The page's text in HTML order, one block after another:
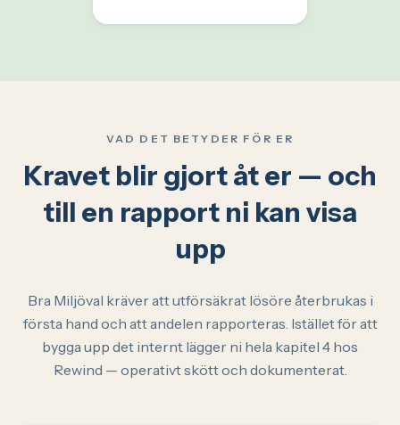
VAD DET BETYDER FÖR ER
Kravet blir gjort åt er — och
till en rapport ni kan visa
upp
Bra Miljöval kräver att utförsäkrat lösöre återbrukas i
första hand och att andelen rapporteras. Istället för att
bygga upp det internt lägger ni hela kapitel 4 hos
Rewind — operativt skött och dokumenterat.